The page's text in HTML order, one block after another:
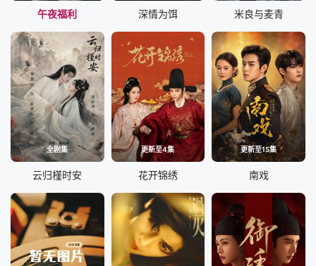
午夜福利 深情为饵 米良与麦青
全剧集
云归槿时安
更新至4集
花开锦绣
更新至15集
南戏